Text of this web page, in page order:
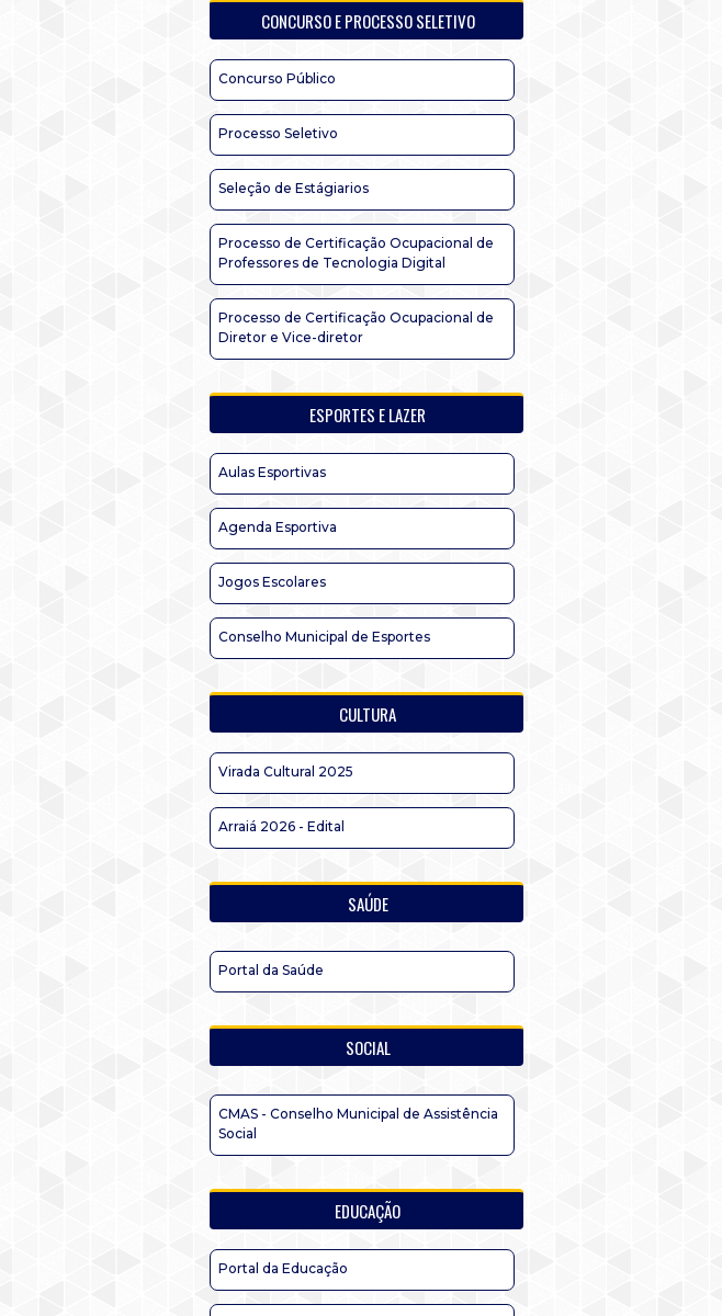
CONCURSO E PROCESSO SELETIVO
Concurso Público
Processo Seletivo
Seleção de Estágiarios
Processo de Certificação Ocupacional de
Professores de Tecnologia Digital
Processo de Certificação Ocupacional de
Diretor e Vice-diretor
ESPORTES E LAZER
Aulas Esportivas
Agenda Esportiva
Jogos Escolares
Conselho Municipal de Esportes
CULTURA
Virada Cultural 2025
Arraiá 2026 - Edital
SAÚDE
Portal da Saúde
SOCIAL
CMAS - Conselho Municipal de Assistência
Social
EDUCAÇÃO
Portal da Educação